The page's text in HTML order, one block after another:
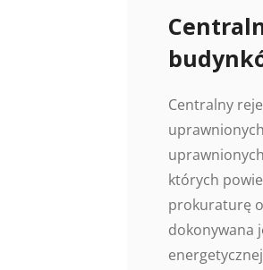
Centralny
których
prokuraturę
dokonywana